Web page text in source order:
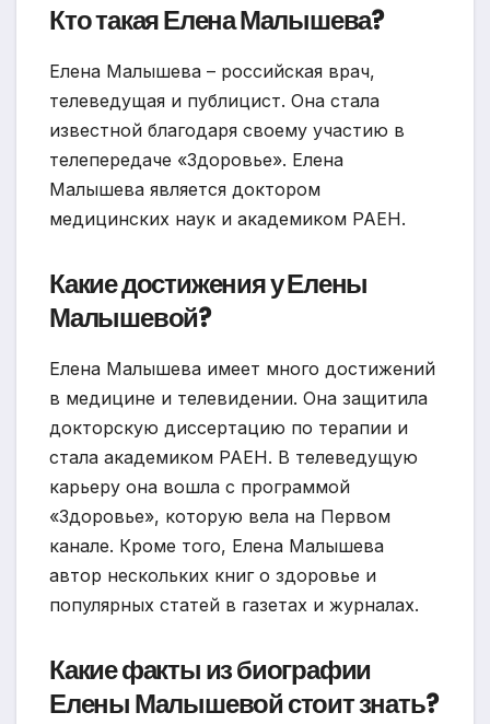
Кто такая Елена Малышева?
Елена Малышева – российская врач,
телеведущая и публицист. Она стала
известной благодаря своему участию в
телепередаче «Здоровье». Елена
Малышева является доктором
медицинских наук и академиком РАЕН.
Какие достижения у Елены
Малышевой?
Елена Малышева имеет много достижений
в медицине и телевидении. Она защитила
докторскую диссертацию по терапии и
стала академиком РАЕН. В телеведущую
карьеру она вошла с программой
«Здоровье», которую вела на Первом
канале. Кроме того, Елена Малышева
автор нескольких книг о здоровье и
популярных статей в газетах и журналах.
Какие факты из биографии
Елены Малышевой стоит знать?